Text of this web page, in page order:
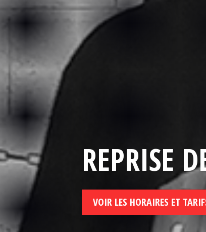
REPRISE
VOIR LES HORAIRES ET